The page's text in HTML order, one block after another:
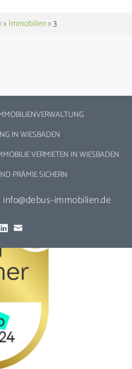
> Immobilien>3
IN WIESBADEN
VERMIETEN IN WIESBADEN
PRÄMIE SICHERN
info@debus-immobilien.de